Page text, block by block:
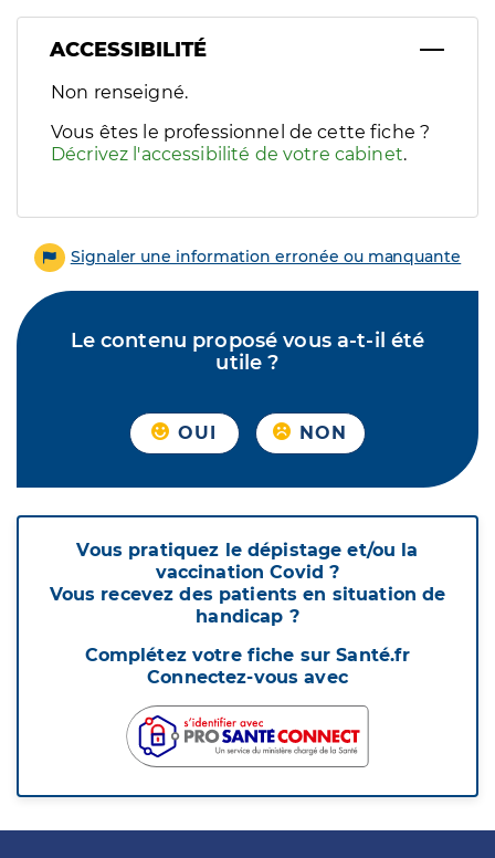
ACCESSIBILITÉ
Filtres
Sélectionnez un ou plusieurs handicaps/besoins
Non renseigné.
Vous êtes le professionnel de cette fiche ?
Décrivez l'accessibilité de votre cabinet.
Signaler une information erronée ou manquante
Le contenu proposé vous a-t-il été
utile ?
OUI NON
Vous pratiquez le dépistage et/ou la
vaccination Covid ?
Vous recevez des patients en situation de
handicap ?
Complétez votre fiche sur Santé.fr
Connectez-vous avec